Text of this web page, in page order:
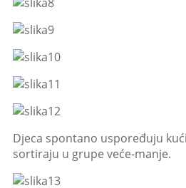
Djeca spontano uspoređuju
sortiraju u grupe veće-manje.